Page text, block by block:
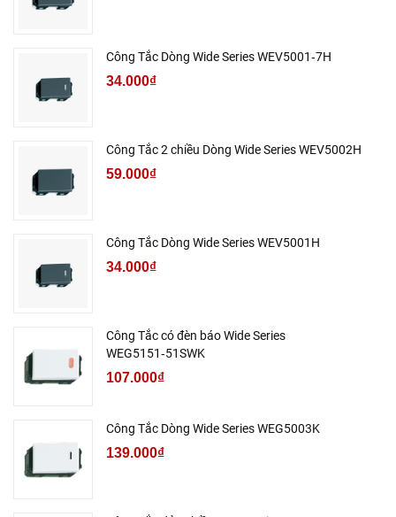
Công Tắc Dòng Wide Series WEV5001‑7H
34.000₫
Công Tắc 2 chiều Dòng Wide Series WEV5002H
59.000₫
Công Tắc Dòng Wide Series WEV5001H
34.000₫
Công Tắc có đèn báo Wide Series
WEG5151‑51SWK
107.000₫
Công Tắc Dòng Wide Series WEG5003K
139.000₫